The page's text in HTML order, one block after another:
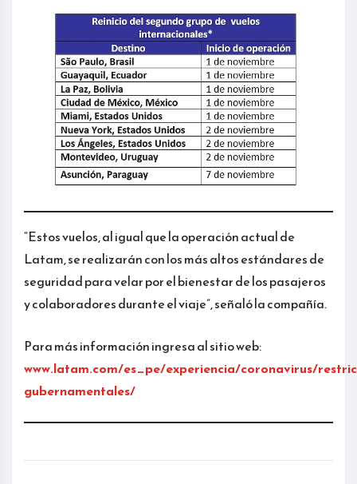
“Estos vuelos, al igual que la operación actual de
Latam, se realizarán con los más altos estándares de
seguridad para velar por el bienestar de los pasajeros
y colaboradores durante el viaje”, señaló la compañía.
Para más información ingresa al sitio web:
www.latam.com/es_pe/experiencia/coronavirus/
gubernamentales/